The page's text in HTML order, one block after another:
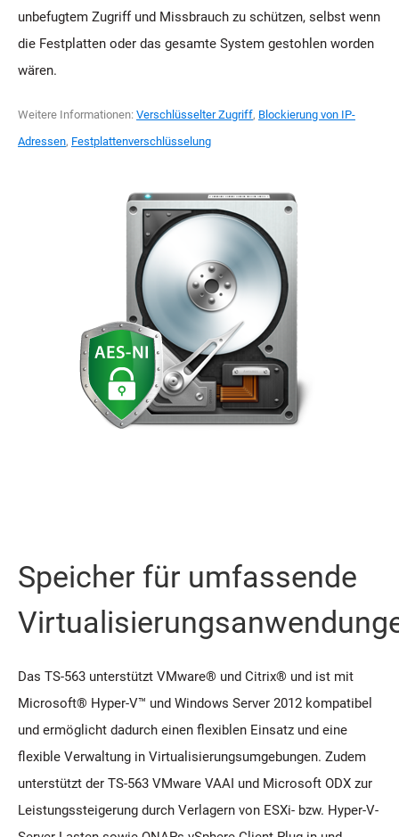
unbefugtem Zugriff und Missbrauch zu schützen, selbst wenn
die Festplatten oder das gesamte System gestohlen worden
wären.
Weitere Informationen: Verschlüsselter Zugriff, Blockierung von IP-
Adressen, Festplattenverschlüsselung
Speicher für umfassende
Das TS-563 unterstützt VMware® und Citrix® und ist mit
Microsoft® Hyper-V™ und Windows Server 2012 kompatibel
und ermöglicht dadurch einen flexiblen Einsatz und eine
flexible Verwaltung in Virtualisierungsumgebungen. Zudem
unterstützt der TS-563 VMware VAAI und Microsoft ODX zur
Leistungssteigerung durch Verlagern von ESXi- bzw. Hyper-V-